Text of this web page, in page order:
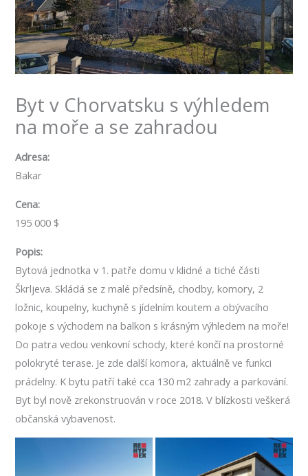
Byt v Chorvatsku s výhledem
na moře a se zahradou
Adresa:
Bakar
Cena:
195 000 $
Popis:
Bytová jednotka v 1. patře domu v klidné a tiché části
Škrljeva. Skládá se z malé předsíně, chodby, komory, 2
ložnic, koupelny, kuchyně s jídelním koutem a obývacího
pokoje s východem na balkon s krásným výhledem na moře!
Do patra vedou venkovní schody, které končí na prostorné
polokryté terase. Je zde další komora, aktuálně ve funkci
prádelny. K bytu patří také cca 130 m2 zahrady a parkování.
Byt byl nově zrekonstruován v roce 2018. V blízkosti veškerá
občanská vybavenost.